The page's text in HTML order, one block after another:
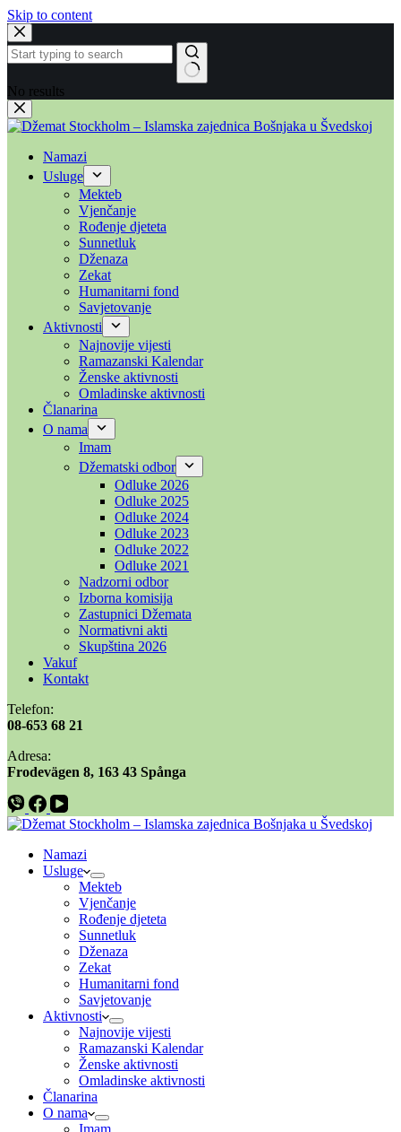
Skip to content
No results
Namazi
Usluge
Mekteb
Vjenčanje
Rođenje djeteta
Sunnetluk
Dženaza
Zekat
Humanitarni fond
Savjetovanje
Aktivnosti
Najnovije vijesti
Ramazanski Kalendar
Ženske aktivnosti
Omladinske aktivnosti
Članarina
O nama
Imam
Džematski odbor
Odluke 2026
Odluke 2025
Odluke 2024
Odluke 2023
Odluke 2022
Odluke 2021
Nadzorni odbor
Izborna komisija
Zastupnici Džemata
Normativni akti
Skupština 2026
Vakuf
Kontakt
Telefon:
08-653 68 21
Adresa:
​​Frodevägen 8, 163 43 Spånga
Namazi
Usluge
Mekteb
Vjenčanje
Rođenje djeteta
Sunnetluk
Dženaza
Zekat
Humanitarni fond
Savjetovanje
Aktivnosti
Najnovije vijesti
Ramazanski Kalendar
Ženske aktivnosti
Omladinske aktivnosti
Članarina
O nama
Imam